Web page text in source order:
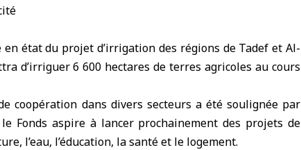
en état du projet d’irrigation des régions de Tadef et Al-
d’irriguer 6 600 hectares de terres agricoles au cours
coopération dans divers secteurs a été soulignée par
Fonds aspire à lancer prochainement des projets de
l’eau, l’éducation, la santé et le logement.